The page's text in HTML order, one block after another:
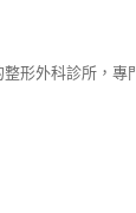
形外科診所，